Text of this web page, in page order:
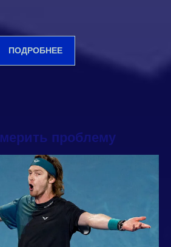
ПОДРОБНЕЕ
проблему